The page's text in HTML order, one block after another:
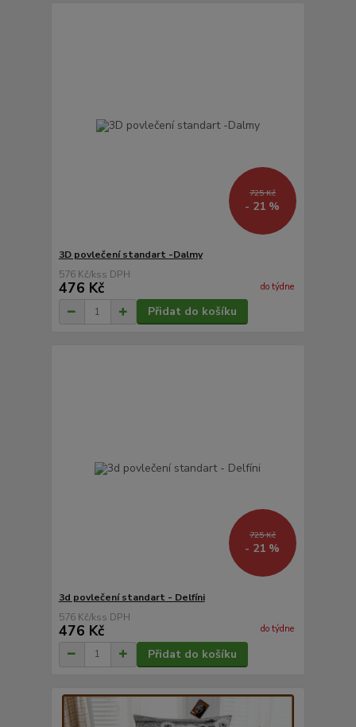
725 Kč
- 21 %
3D povlečení standart -Dalmy
576 Kč/ks
476 Kč do týdne
Přidat do košíku
725 Kč
- 21 %
3d povlečení standart - Delfíni
576 Kč/ks
476 Kč do týdne
Přidat do košíku